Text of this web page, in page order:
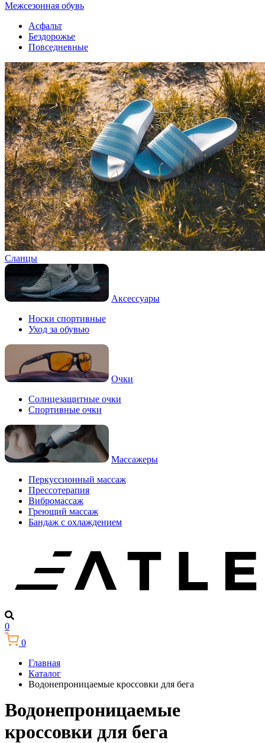
Межсезонная обувь
Асфальт
Бездорожье
Повседневные
Сланцы
Аксессуары
Носки спортивные
Уход за обувью
Очки
Солнцезащитные очки
Спортивные очки
Массажеры
Перкуссионный массаж
Прессотерапия
Вибромассаж
Греющий массаж
Бандаж с охлаждением
0
0
Главная
Каталог
Водонепроницаемые кроссовки для бега
Водонепроницаемые
кроссовки для бега